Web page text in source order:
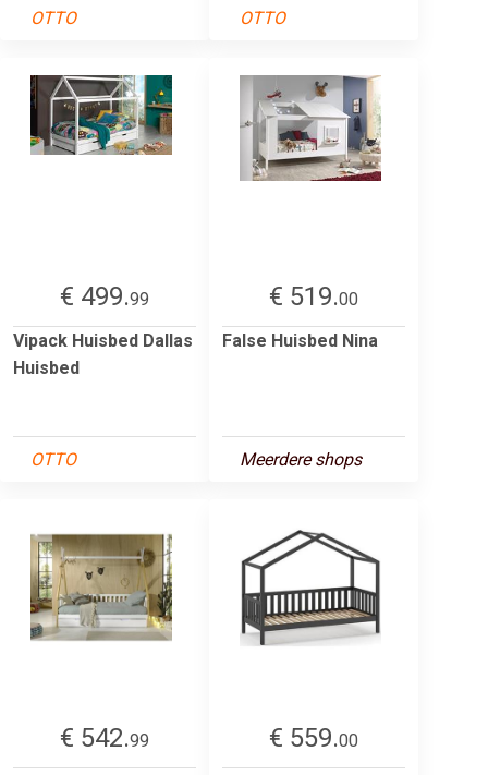
OTTO OTTO
€ 499.99
Vipack Huisbed Dallas
Huisbed
OTTO
€ 519.00
False Huisbed Nina
Meerdere shops
€ 542.99
€ 559.00